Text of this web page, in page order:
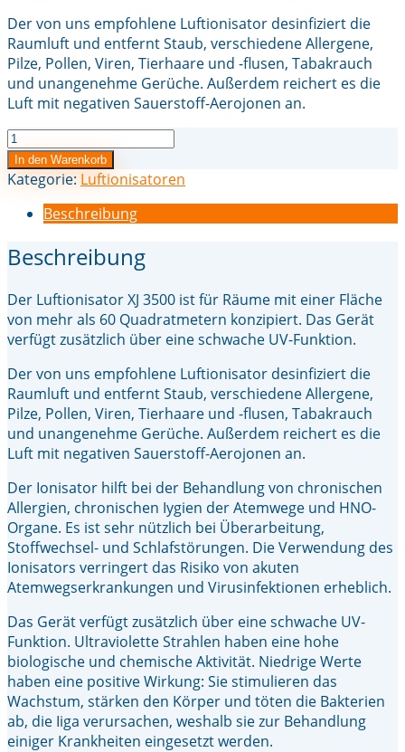
Der von uns empfohlene Luftionisator desinfiziert die
Raumluft und entfernt Staub, verschiedene Allergene,
Pilze, Pollen, Viren, Tierhaare und -flusen, Tabakrauch
und unangenehme Gerüche. Außerdem reichert es die
Luft mit negativen Sauerstoff-Aerojonen an.
Luftionisator
XJ
3500
In den Warenkorb
Kategorie: Luftionisatoren
Beschreibung
Beschreibung
Der Luftionisator XJ 3500 ist für Räume mit einer Fläche
von mehr als 60 Quadratmetern konzipiert. Das Gerät
verfügt zusätzlich über eine schwache UV-Funktion.
Der von uns empfohlene Luftionisator desinfiziert die
Raumluft und entfernt Staub, verschiedene Allergene,
Pilze, Pollen, Viren, Tierhaare und -flusen, Tabakrauch
und unangenehme Gerüche. Außerdem reichert es die
Luft mit negativen Sauerstoff-Aerojonen an.
Der Ionisator hilft bei der Behandlung von chronischen
Allergien, chronischen Iygien der Atemwege und HNO-
Organe. Es ist sehr nützlich bei Überarbeitung,
Stoffwechsel- und Schlafstörungen. Die Verwendung des
Ionisators verringert das Risiko von akuten
Atemwegserkrankungen und Virusinfektionen erheblich.
Das Gerät verfügt zusätzlich über eine schwache UV-
Funktion. Ultraviolette Strahlen haben eine hohe
biologische und chemische Aktivität. Niedrige Werte
haben eine positive Wirkung: Sie stimulieren das
Wachstum, stärken den Körper und töten die Bakterien
ab, die Iiga verursachen, weshalb sie zur Behandlung
einiger Krankheiten eingesetzt werden.